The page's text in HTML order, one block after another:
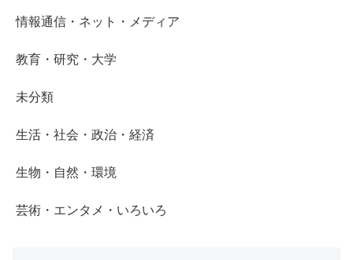
情報通信・ネット・メディア
教育・研究・大学
未分類
生活・社会・政治・経済
生物・自然・環境
芸術・エンタメ・いろいろ